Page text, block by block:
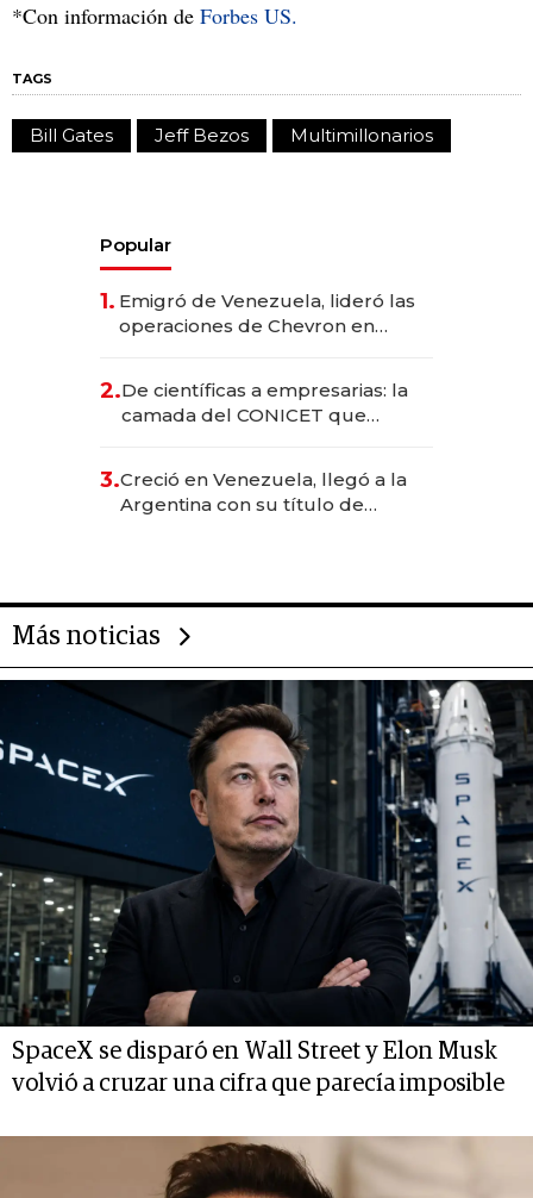
*Con información de Forbes US.
TAGS
Bill Gates Jeff Bezos Multimillonarios
Popular
1. Emigró de Venezuela, lideró las
operaciones de Chevron en
2.De científicas a empresarias: la
camada del CONICET que
3.Creció en Venezuela, llegó a la
Argentina con su título de
Más noticias
SpaceX se disparó en Wall Street y Elon Musk
volvió a cruzar una cifra que parecía imposible